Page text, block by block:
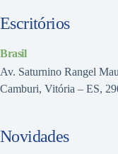
Escritórios
Brasil
Av. Saturnino Rangel
Camburi, Vitória – ES,
Novidades